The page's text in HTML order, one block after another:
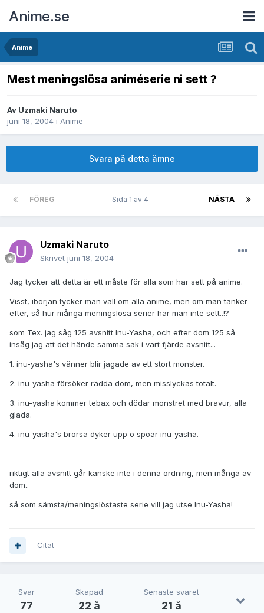
Anime.se
Anime
Mest meningslösa animéserie ni sett ?
Av Uzmaki Naruto
juni 18, 2004 i Anime
Svara på detta ämne
FÖREG NÄSTA
Sida 1 av 4
Uzmaki Naruto
Skrivet juni 18, 2004
Jag tycker att detta är ett måste för alla som har sett på anime.
Visst, ibörjan tycker man väll om alla anime, men om man tänker
efter, så hur många meningslösa serier har man inte sett..!?
som Tex. jag såg 125 avsnitt Inu-Yasha, och efter dom 125 så
insåg jag att det hände samma sak i vart fjärde avsnitt...
1. inu-yasha's vänner blir jagade av ett stort monster.
2. inu-yasha försöker rädda dom, men misslyckas totalt.
3. inu-yasha kommer tebax och dödar monstret med bravur, alla
glada.
4. inu-yasha's brorsa dyker upp o spöar inu-yasha.
riktigt alla avsnitt går kanske inte i denna ordning, men många av
dom..
så som sämsta/meningslöstaste serie vill jag utse Inu-Yasha!
Citat
Svar
77
Skapad
22 å
Senaste svaret
21 å